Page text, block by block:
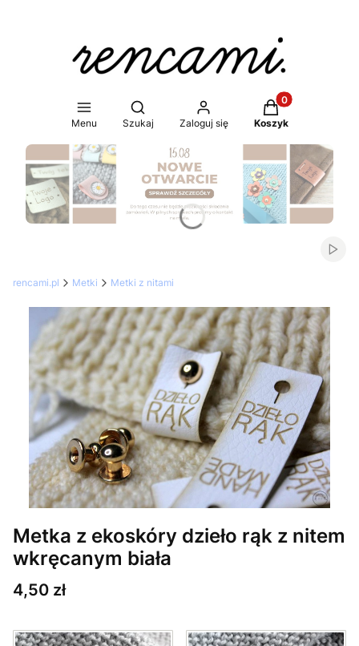
Menu
Otwórz wyszukiwarkę
Szukaj Zaloguj się
Produkty w
Koszyk
Naciśnij Enter lub spację, aby otworzyć stronę.
rencami.pl Metki Metki z nitami
Metka z ekoskóry dzieło rąk z nitem
wkręcanym biała
Cena
4,50 zł